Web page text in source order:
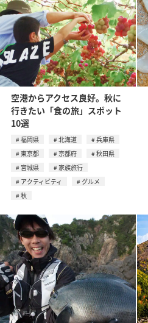
空港からアクセス良好。秋に
行きたい「食の旅」スポット
10選
福岡県 北海道
兵庫県
東京都
京都府
秋田県
宮城県
家族旅行
アクティビティ
グルメ
秋